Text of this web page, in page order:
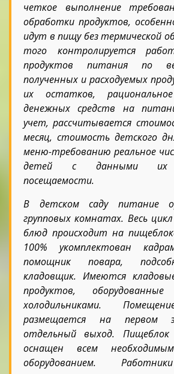
четкое выполнение
обработки продуктов,
идут в пищу без термической
того контролируется
продуктов питания по
полученных и расходуемых
их остатков,
денежных средств на
учет, рассчитывается
месяц, стоимость детского
меню-требованию реальное
детей с данными их
посещаемости.
В детском саду питание
групповых комнатах. Весь
блюд происходит на
100% укомплектован
помощник повара,
кладовщик. Имеются
продуктов, оборудованные
холодильниками.
размещается на первом
отдельный выход. Пищеблок
оснащен всем
оборудованием.